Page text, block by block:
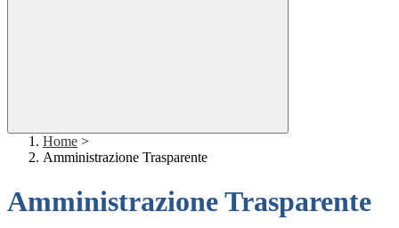
Home >
Amministrazione Trasparente
Amministrazione Trasparente